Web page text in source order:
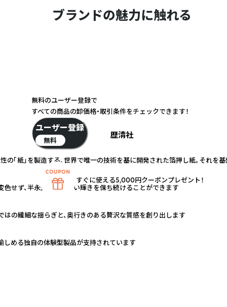
ブランドの魅力に触れる
歴清社
「紙」を製造する、世界で唯一の技術を基に開発された箔押し紙。それ
色せず、半永久的に美しい輝きを保ち続けることができます
の繊細な揺らぎと、奥行きのある贅沢な質感を創り出します
しめる独自の体験型製品が支持されています
無料のユーザー登録で
すべての商品の卸価格・取引条件をチェックできます！
ユーザー登録
無料
すぐに使える5,000円クーポンプレゼント！